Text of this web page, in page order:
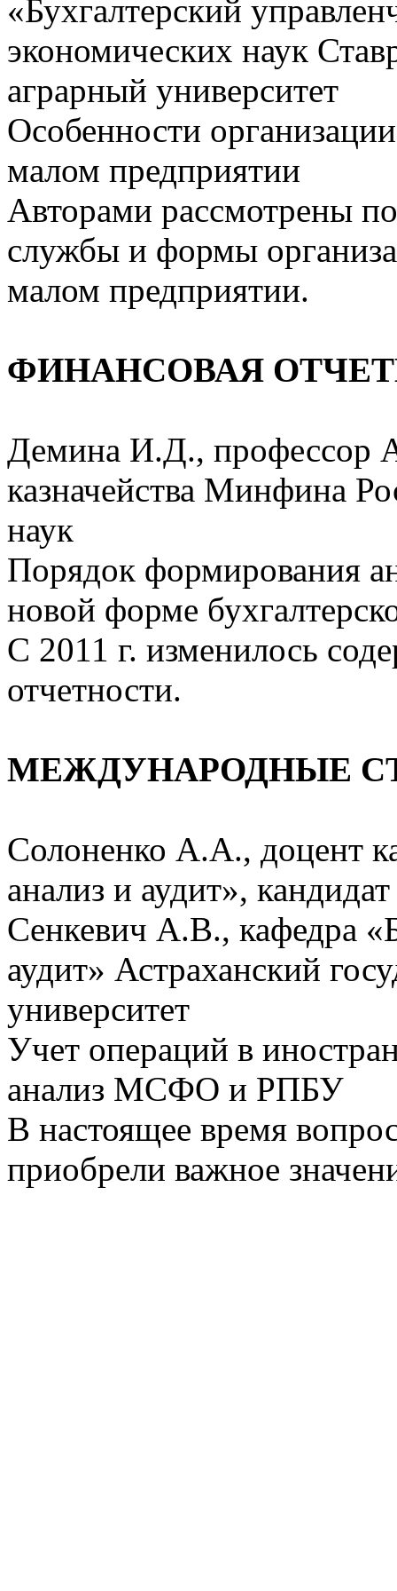
«Бухгалтерский
экономических наук
аграрный университет
Особенности
малом предприятии
Авторами рассмотрены
службы и формы
малом предприятии.
ФИНАНСОВАЯ
Демина И.Д., профессор
казначейства Минфина
наук
Порядок формирования
новой форме
С 2011 г. изменилось
отчетности.
МЕЖДУНАРОДНЫЕ
Солоненко А.А., доцент
анализ и аудит»,
Сенкевич А.В., кафедра
аудит» Астраханский
университет
Учет операций в
анализ МСФО и РПБУ
В настоящее время
приобрели важное